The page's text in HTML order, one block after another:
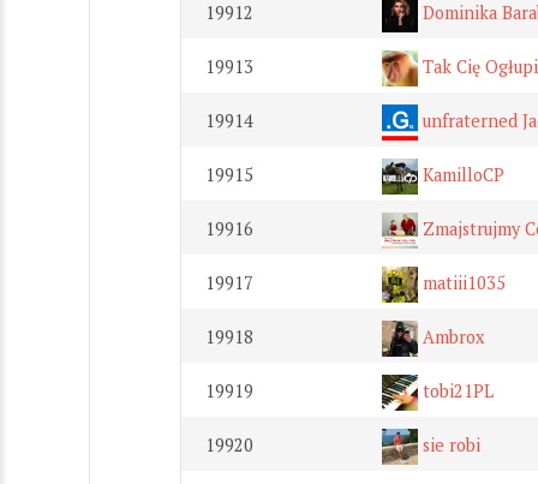
19912 Dominika
19913 Tak Cię
19914 unfraterned
19915 KamilloCP
19916 Zmajstrujmy
19917 matiii1035
19918 Ambrox
19919 tobi21PL
19920 sie robi